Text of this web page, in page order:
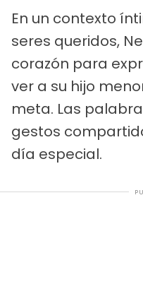
En un contexto
seres queridos,
corazón para
ver a su hijo
meta. Las
gestos
día especial.